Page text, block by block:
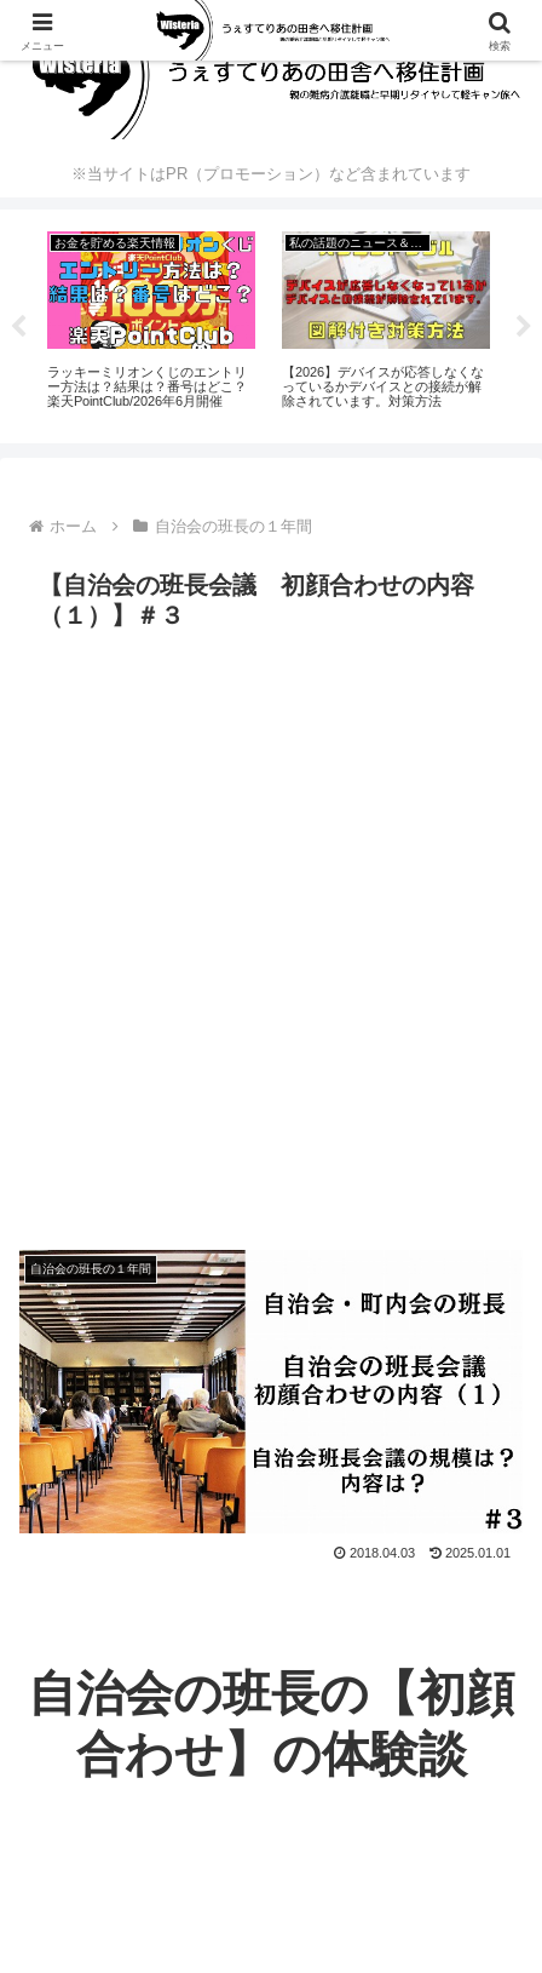
※当サイトはPR（プロモーション）など含まれています
私の話題のニュース＆出来事
GUマスク高機能フィルターのGU
マスクはなぜ生まれたのか？販売
終了？洗濯はできるのか？
自治会の班長の１年間
自治会 初班長 挨拶文例文 雛形
付 班長会議に私用で出れない時
は(3)＃５
ホーム 自治会の班長の１年間
【自治会の班長会議 初顔合わせの内容
（１）】＃３
自治会の班長の１年間
2018.04.03 2025.01.01
自治会の班長の【初顔
合わせ】の体験談
メニュー 検索